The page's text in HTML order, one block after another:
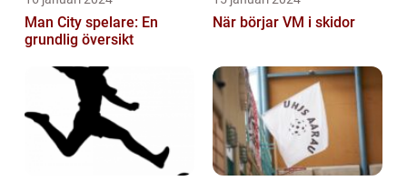
Man City spelare: En
grundlig översikt
När börjar VM i skidor